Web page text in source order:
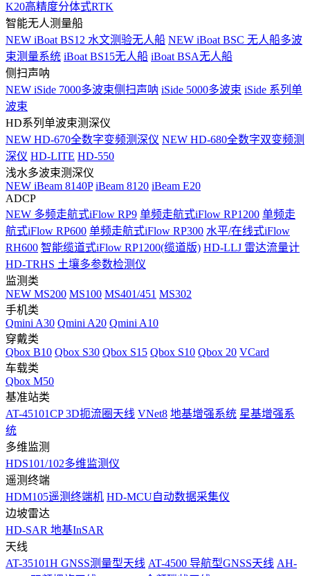
K20高精度分体式RTK
智能无人测量船
NEW iBoat BS12 水文测验无人船 NEW iBoat BSC 无人船多波
束测量系统 iBoat BS15无人船 iBoat BSA无人船
侧扫声呐
NEW iSide 7000多波束侧扫声呐 iSide 5000多波束 iSide 系列单
波束
HD系列单波束测深仪
NEW HD-670全数字变频测深仪 NEW HD-680全数字双变频测
深仪 HD-LITE HD-550
浅水多波束测深仪
NEW iBeam 8140P iBeam 8120 iBeam E20
ADCP
NEW 多频走航式iFlow RP9 单频走航式iFlow RP1200 单频走
航式iFlow RP600 单频走航式iFlow RP300 水平/在线式iFlow
RH600 智能缆道式iFlow RP1200(缆道版) HD-LLJ 雷达流量计
HD-TRHS 土壤多参数检测仪
监测类
NEW MS200 MS100 MS401/451 MS302
手机类
Qmini A30 Qmini A20 Qmini A10
穿戴类
Qbox B10 Qbox S30 Qbox S15 Qbox S10 Qbox 20 VCard
车载类
Qbox M50
基准站类
AT-45101CP 3D扼流圈天线 VNet8 地基增强系统 星基增强系
统
多维监测
HDS101/102多维监测仪
遥测终端
HDM105遥测终端机 HD-MCU自动数据采集仪
边坡雷达
HD-SAR 地基InSAR
天线
AT-35101H GNSS测量型天线 AT-4500 导航型GNSS天线 AH-